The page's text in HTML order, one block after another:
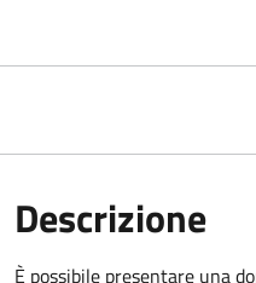
Descrizione
È possibile presentare una